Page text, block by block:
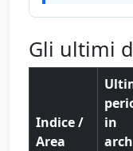
Gli ultimi
Indice /
Area
in